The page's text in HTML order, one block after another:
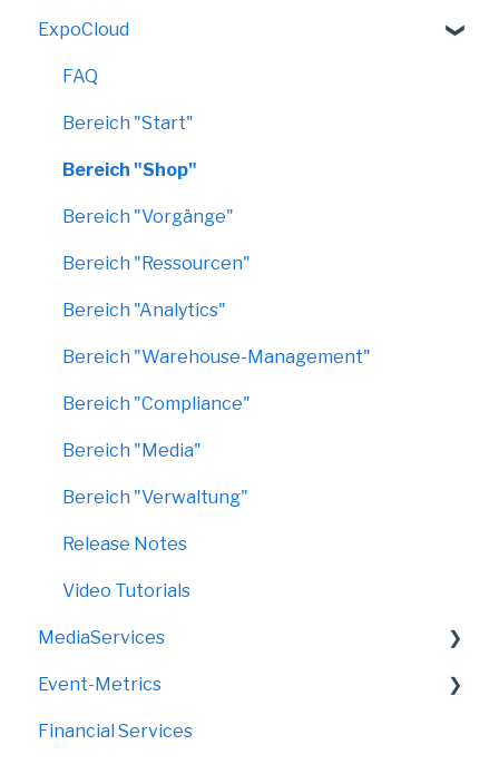
LED-Messewand
ExpoCloud
FAQ
Bereich "Start"
Bereich "Shop"
Bereich "Vorgänge"
Bereich "Ressourcen"
Bereich "Analytics"
Bereich "Warehouse-Management"
Bereich "Compliance"
Bereich "Media"
Bereich "Verwaltung"
Release Notes
Video Tutorials
MediaServices
Rollups
Faltdisplays
Event-Metrics
FAQ
Financial Services